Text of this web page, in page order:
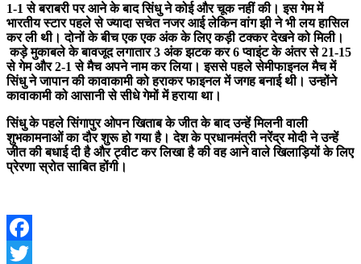
1-1 से बराबरी पर आने के बाद सिंधु ने कोई और चूक नहीं की। इस गेम में
भारतीय स्टार पहले से ज्यादा सचेत नजर आई लेकिन वांग झी ने भी लय हासिल
कर ली थी। दोनों के बीच एक एक अंक के लिए कड़ी टक्कर देखने को मिली।
कड़े मुकाबले के बावजूद लगातार 3 अंक झटक कर 6 प्वाइंट के अंतर से 21-15
से गेम और 2-1 से मैच अपने नाम कर लिया। इससे पहले सेमीफाइनल मैच में
सिंधु ने जापान की कावाकामी को हराकर फाइनल में जगह बनाई थी। उन्होंने
कावाकामी को आसानी से सीधे गेमों में हराया था।
सिंधु के पहले सिंगापुर ओपन खिताब के जीत के बाद उन्हें मिलनी वाली
शुभकामनाओं का दौर शुरू हो गया है। देश के प्रधानमंत्री नरेंद्र मोदी ने उन्हें
जीत की बधाई दी है और ट्वीट कर लिखा है की वह आने वाले खिलाड़ियों के लिए
प्रेरणा स्रोत साबित होंगी।
Facebook